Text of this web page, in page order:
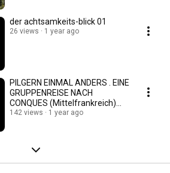
der achtsamkeits-blick 01
26 views 1 year ago
PILGERN EINMAL ANDERS . EINE
GRUPPENREISE NACH
CONQUES (Mittelfrankreich)
06.-11.09.2025
142 views 1 year ago